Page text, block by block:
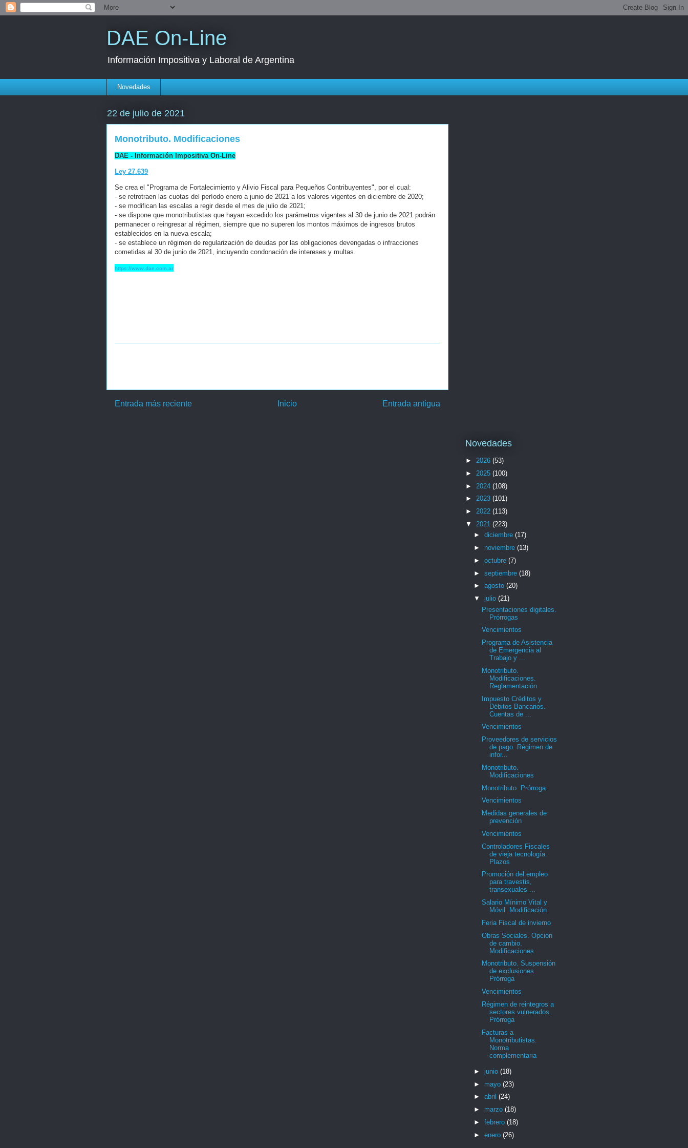
DAE On-Line
Información Impositiva y Laboral de Argentina
Novedades
22 de julio de 2021
Monotributo. Modificaciones
DAE - Información Impositiva On-Line
Ley 27.639
Se crea el "Programa de Fortalecimiento y Alivio Fiscal para Pequeños Contribuyentes", por el cual:
- se retrotraen las cuotas del período enero a junio de 2021 a los valores vigentes en diciembre de 2020;
- se modifican las escalas a regir desde el mes de julio de 2021;
- se dispone que monotributistas que hayan excedido los parámetros vigentes al 30 de junio de 2021 podrán
permanecer o reingresar al régimen, siempre que no superen los montos máximos de ingresos brutos
establecidos en la nueva escala;
- se establece un régimen de regularización de deudas por las obligaciones devengadas o infracciones
cometidas al 30 de junio de 2021, incluyendo condonación de intereses y multas.
https://www.dae.com.ar
Entrada más reciente Entrada antigua
Inicio
Novedades
► 2026 (53)
► 2025 (100)
► 2024 (108)
► 2023 (101)
► 2022 (113)
▼ 2021 (223)
► diciembre (17)
► noviembre (13)
► octubre (7)
► septiembre (18)
► agosto (20)
▼ julio (21)
Presentaciones digitales.
Prórrogas
Vencimientos
Programa de Asistencia
de Emergencia al
Trabajo y ...
Monotributo.
Modificaciones.
Reglamentación
Impuesto Créditos y
Débitos Bancarios.
Cuentas de ...
Vencimientos
Proveedores de servicios
de pago. Régimen de
infor...
Monotributo.
Modificaciones
Monotributo. Prórroga
Vencimientos
Medidas generales de
prevención
Vencimientos
Controladores Fiscales
de vieja tecnología.
Plazos
Promoción del empleo
para travestis,
transexuales ...
Salario Mínimo Vital y
Móvil. Modificación
Feria Fiscal de invierno
Obras Sociales. Opción
de cambio.
Modificaciones
Monotributo. Suspensión
de exclusiones.
Prórroga
Vencimientos
Régimen de reintegros a
sectores vulnerados.
Prórroga
Facturas a
Monotributistas.
Norma
complementaria
► junio (18)
► mayo (23)
► abril (24)
► marzo (18)
► febrero (18)
► enero (26)